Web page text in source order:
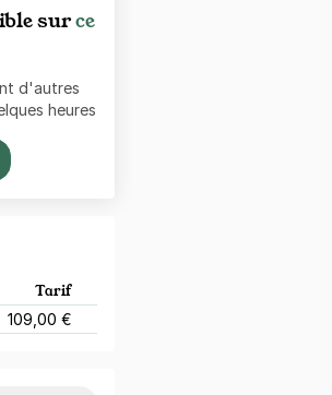
surce
d'autres
heures
Tarif
109,00 €